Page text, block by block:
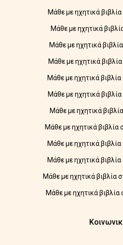
Μάθε με ηχητικά
Μάθε με ηχητικά
Μάθε με ηχητικά
Μάθε με ηχητικά
Μάθε με ηχητικά
Μάθε με ηχητικά
Μάθε με ηχητικά
Μάθε με ηχητικά βιβλία
Μάθε με ηχητικά
Μάθε με ηχητικά
Μάθε με ηχητικά βιβλία
Μάθε με ηχητικά βιβλία